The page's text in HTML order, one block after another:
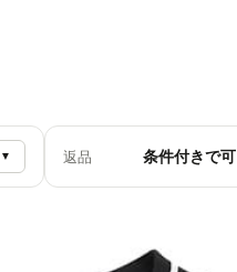
▼ 返品 条件付きで可